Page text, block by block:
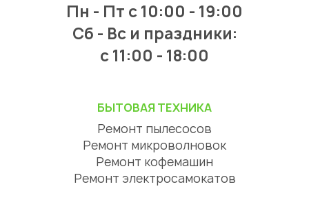
Пн - Пт с 10:00 - 19:00
Сб - Вс и праздники:
c 11:00 - 18:00
БЫТОВАЯ ТЕХНИКА
Ремонт пылесосов
Ремонт микроволновок
Ремонт кофемашин
Ремонт электросамокатов